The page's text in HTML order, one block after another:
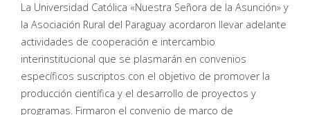
La Universidad Católica «Nuestra Señora de la Asunción» y
la Asociación Rural del Paraguay acordaron llevar adelante
actividades de cooperación e intercambio
interinstitucional que se plasmarán en convenios
específicos suscriptos con el objetivo de promover la
producción científica y el desarrollo de proyectos y
programas. Firmaron el convenio de marco de